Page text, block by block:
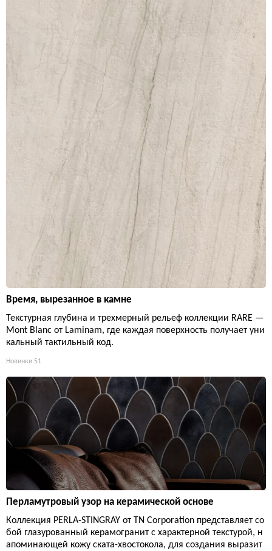
Время, вырезанное в камне
Текстурная глубина и трехмерный рельеф коллекции RARE —
Mont Blanc от Laminam, где каждая поверхность получает уни
кальный тактильный код.
Новинки 51
Перламутровый узор на керамической основе
Коллекция PERLA-STINGRAY от TN Corporation представляет со
бой глазурованный керамогранит с характерной текстурой, н
апоминающей кожу ската-хвостокола, для создания выразит